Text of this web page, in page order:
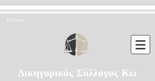
Είσοδος
Δικηγορικός Σύλλογος Κω